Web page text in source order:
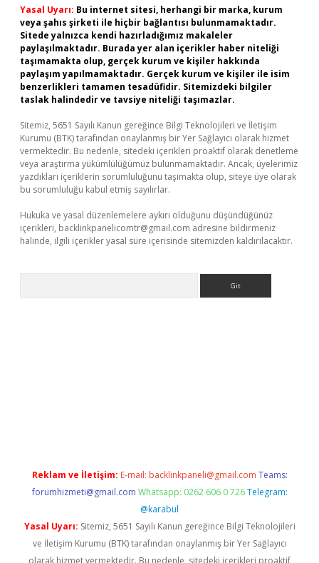
Yasal Uyarı: Bu internet sitesi, herhangi bir marka, kurum
veya şahıs şirketi ile hiçbir bağlantısı bulunmamaktadır.
Sitede yalnızca kendi hazırladığımız makaleler
paylaşılmaktadır. Burada yer alan içerikler haber niteliği
taşımamakta olup, gerçek kurum ve kişiler hakkında
paylaşım yapılmamaktadır. Gerçek kurum ve kişiler ile isim
benzerlikleri tamamen tesadüfidir. Sitemizdeki bilgiler
taslak halindedir ve tavsiye niteliği taşımazlar.
Sitemiz, 5651 Sayılı Kanun gereğince Bilgi Teknolojileri ve İletişim
Kurumu (BTK) tarafından onaylanmış bir Yer Sağlayıcı olarak hizmet
vermektedir. Bu nedenle, sitedeki içerikleri proaktif olarak denetleme
veya araştırma yükümlülüğümüz bulunmamaktadır. Ancak, üyelerimiz
yazdıkları içeriklerin sorumluluğunu taşımakta olup, siteye üye olarak
bu sorumluluğu kabul etmiş sayılırlar.
Hukuka ve yasal düzenlemelere aykırı olduğunu düşündüğünüz
içerikleri, backlinkpanelicomtr@gmail.com adresine bildirmeniz
halinde, ilgili içerikler yasal süre içerisinde sitemizden kaldırılacaktır.
Reklam ve İletişim: E-mail: backlinkpaneli@gmail.com Teams:
forumhizmeti@gmail.com Whatsapp: 0262 606 0 726 Telegram:
@karabul
Yasal Uyarı: Sitemiz, 5651 Sayılı Kanun gereğince Bilgi Teknolojileri
ve İletişim Kurumu (BTK) tarafından onaylanmış bir Yer Sağlayıcı
olarak hizmet vermektedir. Bu nedenle, sitedeki içerikleri proaktif